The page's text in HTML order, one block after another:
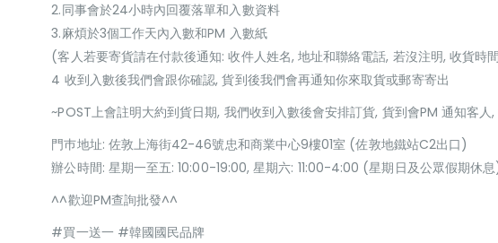
2.同事會於24小時內回覆落單和入數資料
3.麻煩於3個工作天內入數和PM 入數紙
(客人若要寄貨請在付款後通知: 收件人姓名, 地址和聯絡電話, 若沒注明, 收貨時
4 收到入數後我們會跟你確認, 貨到後我們會再通知你來取貨或郵寄寄出
~POST上會註明大約到貨日期, 我們收到入數後會安排訂貨, 貨到會PM 通知客
門巿地址: 佐敦上海街42-46號忠和商業中心9樓01室 (佐敦地鐵站C2出口)
辦公時間: 星期一至五: 10:00-19:00, 星期六: 11:00-4:00 (星期日及公眾假期休
^^歡迎PM查詢批發^^
#買一送一 #韓國國民品牌